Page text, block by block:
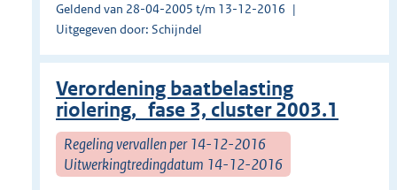
Geldend van 28-04-2005 t/m 13-12-2016
Uitgegeven door: Schijndel
Verordening baatbelasting
riolering, fase 3, cluster 2003.1
Regeling vervallen per 14-12-2016
Uitwerkingtredingdatum 14-12-2016